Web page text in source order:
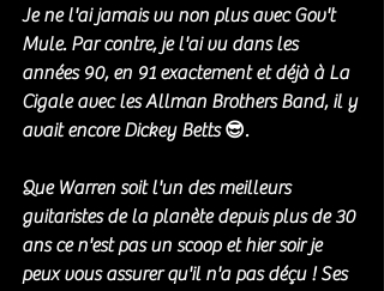
Je ne l'ai jamais vu non plus avec Gov't
Mule. Par contre, je l'ai vu dans les
années 90, en 91 exactement et déjà à La
Cigale avec les Allman Brothers Band, il y
avait encore Dickey Betts 😎.
Que Warren soit l'un des meilleurs
guitaristes de la planète depuis plus de 30
ans ce n'est pas un scoop et hier soir je
peux vous assurer qu'il n'a pas déçu ! Ses